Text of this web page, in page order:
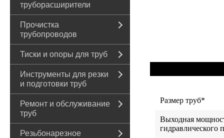
труборасширители
Прочистка
трубопроводов
Тиски и опоры для труб
Инструменты для резки
и подготовки труб
Ремонт и обслуживание
труб
Резьбонарезное
Размер труб*
Выходная
гидравлического